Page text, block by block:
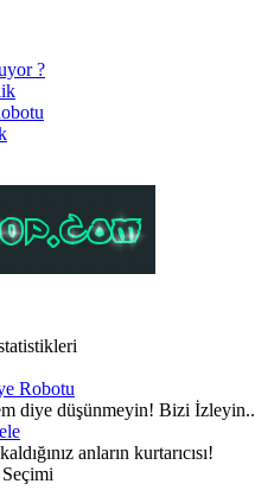
?
Robotu
diye düşünmeyin! Bizi İzleyin..
anların kurtarıcısı!